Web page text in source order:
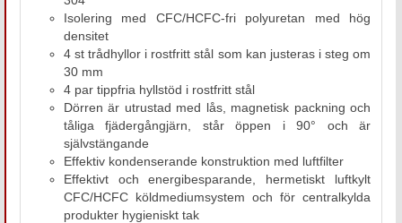
Isolering med CFC/HCFC-fri polyuretan med hög
densitet
4 st trådhyllor i rostfritt stål som kan justeras i steg om
30 mm
4 par tippfria hyllstöd i rostfritt stål
Dörren är utrustad med lås, magnetisk packning och
tåliga fjädergångjärn, står öppen i 90° och är
självstängande
Effektiv kondenserande konstruktion med luftfilter
Effektivt och energibesparande, hermetiskt luftkylt
CFC/HCFC köldmediumsystem och för centralkylda
produkter hygieniskt tak